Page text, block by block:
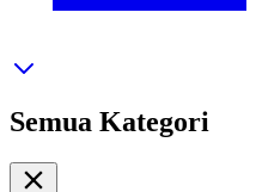
Semua Kategori